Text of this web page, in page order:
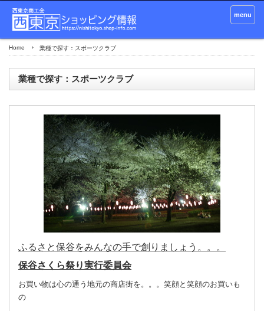
menu
Home 業種で探す：スポーツクラブ
業種で探す：スポーツクラブ
ふるさと保谷をみんなの手で創りましょう。。。
保谷さくら祭り実行委員会
お買い物は心の通う地元の商店街を。。。笑顔と笑顔のお買いも
の